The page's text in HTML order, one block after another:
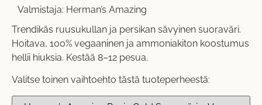
Valmistaja: Herman’s Amazing
Trendikäs ruusukullan ja persikan sävyinen suoraväri.
Hoitava, 100% vegaaninen ja ammoniakiton koostumus
hellii hiuksia. Kestää 8–12 pesua.
Valitse toinen vaihtoehto tästä tuoteperheestä: